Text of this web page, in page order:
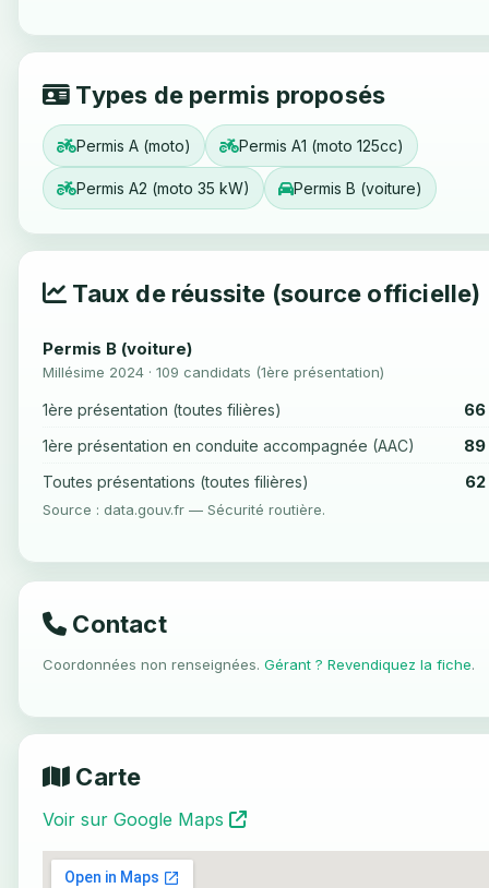
Types de permis proposés
Permis A (moto) Permis A1 (moto 125cc)
Permis A2 (moto 35 kW) Permis B (voiture)
Taux de réussite (source officielle)
Permis B (voiture)
Millésime 2024 · 109 candidats (1ère présentation)
1ère présentation (toutes filières) 66
1ère présentation en conduite accompagnée (AAC) 89
Toutes présentations (toutes filières)
Source : data.gouv.fr — Sécurité routière.
Contact
Coordonnées non renseignées. Gérant ? Revendiquez la fiche.
Carte
Voir sur Google Maps